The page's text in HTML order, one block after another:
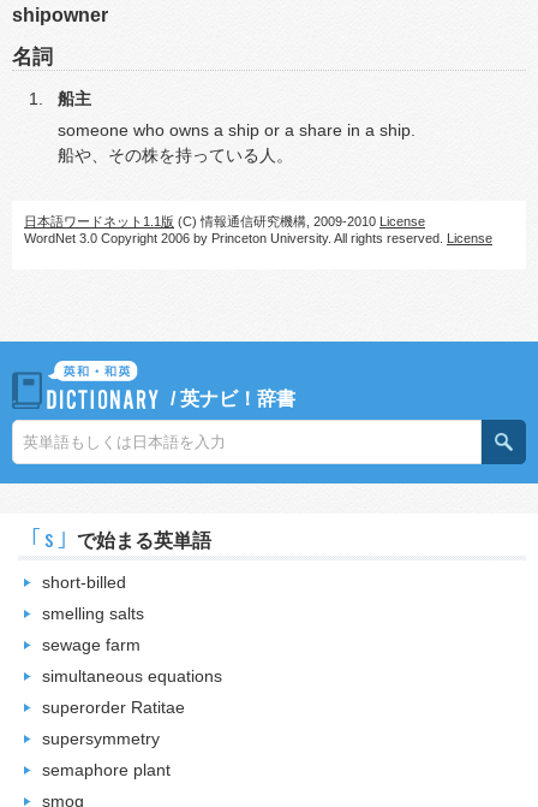
shipowner
名詞
船主
someone who owns a ship or a share in a ship.
船や、その株を持っている人。
日本語ワードネット1.1版 (C) 情報通信研究機構, 2009-2010 License
WordNet 3.0 Copyright 2006 by Princeton University. All rights reserved. License
/英ナビ！辞書
｢s｣ で始まる英単語
short-billed
smelling salts
sewage farm
simultaneous equations
superorder Ratitae
supersymmetry
semaphore plant
smog